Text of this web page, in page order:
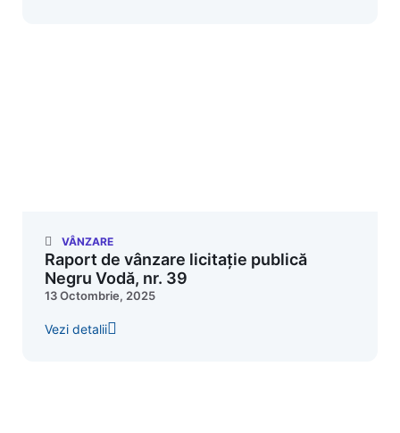
VÂNZARE
Raport de vânzare licitație publică
Negru Vodă, nr. 39
13 Octombrie, 2025
Vezi detalii